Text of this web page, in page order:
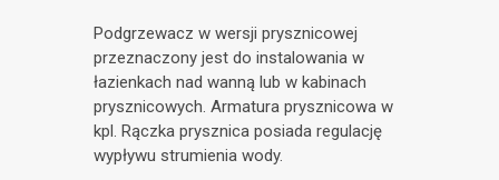
Podgrzewacz w wersji prysznicowej
przeznaczony jest do instalowania w
łazienkach nad wanną lub w kabinach
prysznicowych. Armatura prysznicowa w
kpl. Rączka prysznica posiada regulację
wypływu strumienia wody.